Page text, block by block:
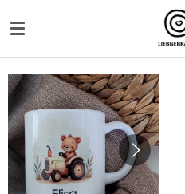
Hauptinhalt
springen